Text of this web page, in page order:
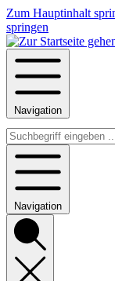
Zum Hauptinhalt
springen
Navigation
Navigation